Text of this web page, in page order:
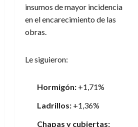
insumos de mayor incidencia
en el encarecimiento de las
obras.
Le siguieron:
Hormigón: +1,71%
Ladrillos: +1,36%
Chapas y cubiertas: